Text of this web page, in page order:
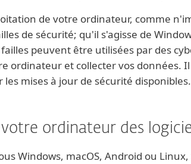
de votre ordinateur, comme
de sécurité; qu'il s'agisse de
peuvent être utilisées par des
ordinateur et collecter vos données.
mises à jour de sécurité disponibles.
ordinateur des
Windows, macOS, Android ou